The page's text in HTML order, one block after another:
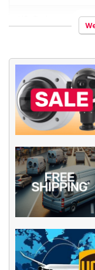
Gewicht
Größe (lxbxh)
Kamera
Basis Funktionalität
Auflösung
Hanwha Serien
Maximaler